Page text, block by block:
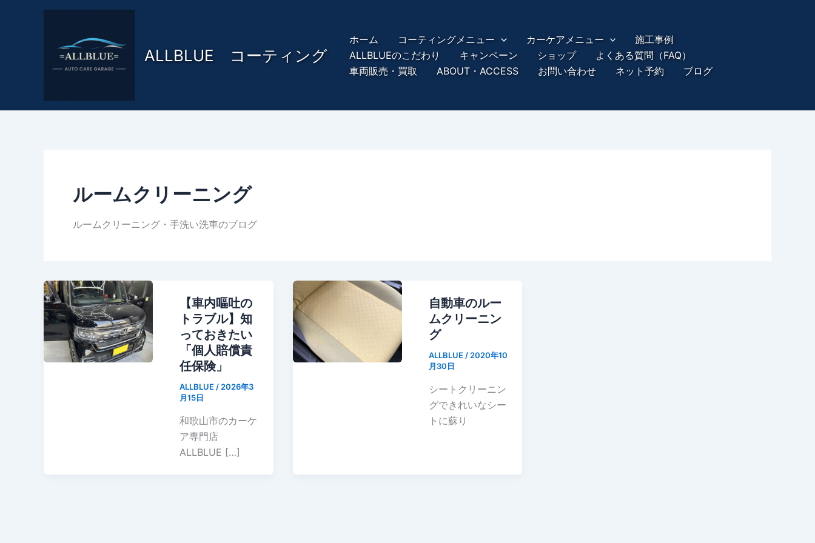
ALLBLUE コーティング
ホーム コーティングメニュー カーケアメニュー
施工事例
ALLBLUEのこだわり
キャンペーン ショップ
よくある質問（FAQ）
車両販売・買取
ABOUT・ACCESS お問い合わせ ネット予約 ブログ
ルームクリーニング
ルームクリーニング・手洗い洗車のブログ
【車内嘔吐の
トラブル】知
っておきたい
「個人賠償責
任保険」
ALLBLUE / 2026年3
月15日
和歌山市のカーケ
ア専門店
ALLBLUE […]
自動車のルー
ムクリーニン
グ
ALLBLUE / 2020年10
月30日
シートクリーニン
グできれいなシー
トに蘇り